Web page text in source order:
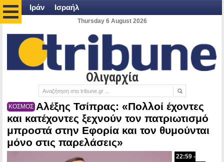
Ιράν Ισραήλ
Thursday 6 August 2026
Ολιγαρχία
ΚΟΣΜΟΣ Αλέξης Τσίπρας: «Πολλοί έχοντες
και κατέχοντες ξεχνούν τον πατριωτισμό
μπροστά στην Εφορία και τον θυμούνται
μόνο στις παρελάσεις»
22:59 -